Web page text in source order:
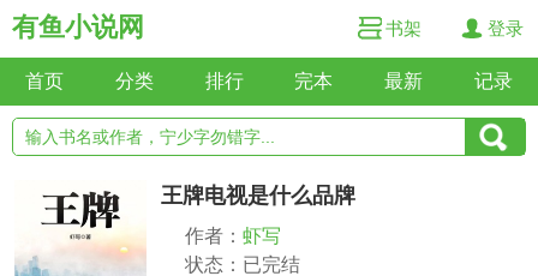
有鱼小说网 书架 登录
首页 分类 排行 完本 最新 记录
王牌电视是什么品牌
作者： 虾写
状态：已完结